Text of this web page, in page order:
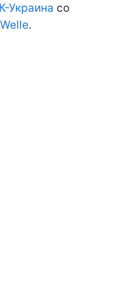
Украина со
.